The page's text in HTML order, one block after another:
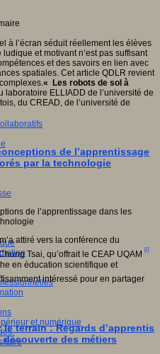
et numérique
à l’écran séduit réellement les élèves
et motivant n’est pas suffisant
et des savoirs en lien avec
spatiales. Cet article QDLR revient
« Les robots de sol à
laboratoire ELLIADD de l’université de
du CREAD, de l’université de
de l’apprentissage
par la technologie
attiré vers la conférence du
Tsai, qu’offrait le CEAP UQAM
[i]
en éducation scientifique et
intéressé pour en partager
terrain : Regards d’apprentis
des métiers